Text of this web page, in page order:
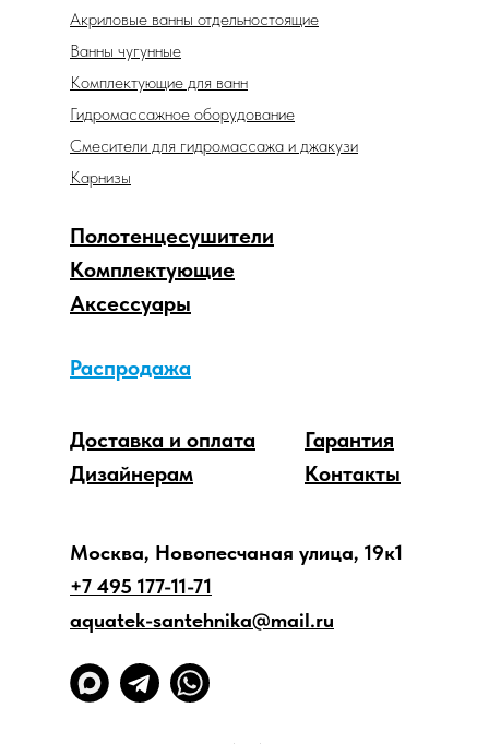
Аксессуары
Распродажа
Комплектующие
Дизайнерам
Доставка и оплата
Гарантия
Контакты
Акриловые ванны отдельностоящие
Ванны чугунные
Комплектующие для ванн
Гидромассажное оборудование
Смесители для гидромассажа и джакузи
Карнизы
Полотенцесушители
Москва, Новопесчаная улица, 19к1
+7 495 177-11-71
aquatek-santehnika@mail.ru